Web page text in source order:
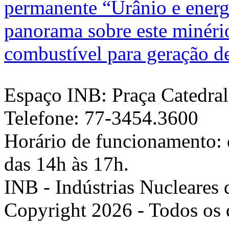
permanente “Urânio e
panorama sobre este
combustível para geração
Espaço INB: Praça
Telefone: 77-3454.3600
Horário de funcionamento:
das 14h às 17h.
INB - Indústrias
Copyright 2026 - Todos os